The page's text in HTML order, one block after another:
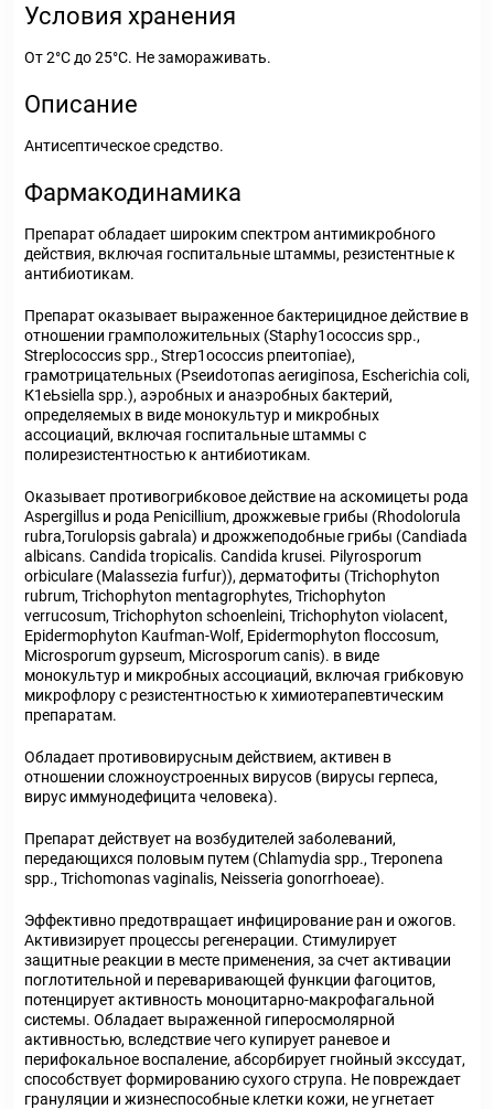
Условия хранения
От 2°С до 25°С. Не замораживать.
Описание
Антисептическое средство.
Фармакодинамика
Препарат обладает широким спектром антимикробного
действия, включая госпитальные штаммы, резистентные к
антибиотикам.
Препарат оказывает выраженное бактерицидное действие в
отношении грамположительных (Stарhу1ососсиs sрр.,
Strерlососсиs sрр., Strер1ососсиs рпеитопiaе),
грамотрицательных (Рsеиdотопаs аеrиgiпоsа, Еschеrichiа соli,
К1еЬsiеllа sрр.), аэробных и анаэробных бактерий,
определяемых в виде монокультур и микробных
ассоциаций, включая госпитальные штаммы с
полирезистентностью к антибиотикам.
Оказывает противогрибковое действие на аскомицеты рода
Аsреrgillus и рода Реnicillium, дрожжевые грибы (Rhodolorula
rubra,Torulopsis gabrala) и дрожжеподобные грибы (Сandiada
albicans. Candida tropicalis. Candida krusei. Pilyrosporum
orbiculare (Malassezia furfur)), дерматофиты (Trichophyton
rubrum, Trichophyton mentagrophytes, Trichophyton
verrucosum, Trichophyton schoenleini, Trichophyton violacent,
Epidermophyton Kaufman-Wolf, Epidermophyton floccosum,
Microsporum gypseum, Microsporum canis). в виде
монокультур и микробных ассоциаций, включая грибковую
микрофлору с резистентностью к химиотерапевтическим
препаратам.
Обладает противовирусным действием, активен в
отношении сложноустроенных вирусов (вирусы герпеса,
вирус иммунодефицита человека).
Препарат действует на возбудителей заболеваний,
передающихся половым путем (Chlamydia spp., Treponena
spp., Trichomonas vaginalis, Neisseria gonorrhoeae).
Эффективно предотвращает инфицирование ран и ожогов.
Активизирует процессы регенерации. Стимулирует
защитные реакции в месте применения, за счет активации
поглотительной и переваривающей функции фагоцитов,
потенцирует активность моноцитарно-макрофагальной
системы. Обладает выраженной гиперосмолярной
активностью, вследствие чего купирует раневое и
перифокальное воспаление, абсорбирует гнойный экссудат,
способствует формированию сухого струпа. Не повреждает
грануляции и жизнеспособные клетки кожи, не угнетает